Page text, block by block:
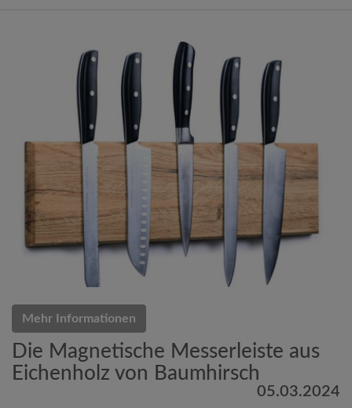
Mehr Informationen
Die Magnetische Messerleiste aus
Eichenholz von Baumhirsch
05.03.2024